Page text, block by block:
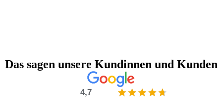
Das sagen unsere Kundinnen und Kunden
4,7